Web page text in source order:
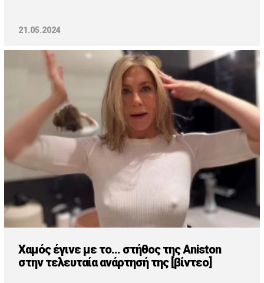
21.05.2024
Χαμός έγινε με το... στήθος της Aniston
στην τελευταία ανάρτησή της [βίντεο]